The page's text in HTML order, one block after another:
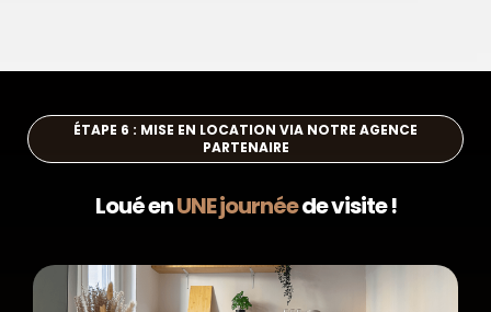
ÉTAPE 6 : MISE EN LOCATION VIA NOTRE AGENCE
PARTENAIRE
Loué enUNE journéede visite !